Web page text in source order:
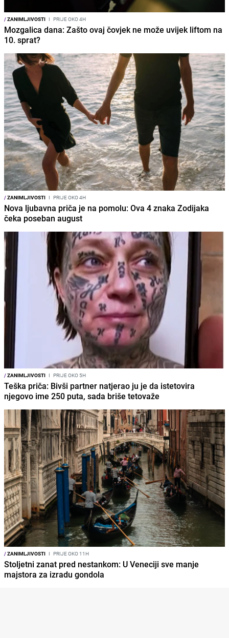
/ZANIMLJIVOSTI I PRIJE OKO 4H
Mozgalica dana: Zašto ovaj čovjek ne može uvijek liftom na
10. sprat?
/ZANIMLJIVOSTI I PRIJE OKO 4H
Nova ljubavna priča je na pomolu: Ova 4 znaka Zodijaka
čeka poseban august
/ZANIMLJIVOSTI I PRIJE OKO 5H
Teška priča: Bivši partner natjerao ju je da istetovira
njegovo ime 250 puta, sada briše tetovaže
/ZANIMLJIVOSTI I PRIJE OKO 11H
Stoljetni zanat pred nestankom: U Veneciji sve manje
majstora za izradu gondola